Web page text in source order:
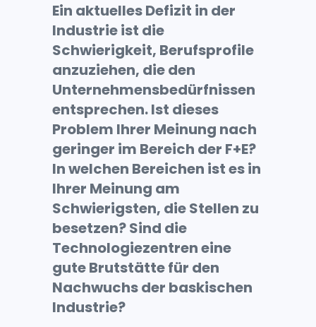
Ein aktuelles Defizit in der
Industrie ist die
Schwierigkeit, Berufsprofile
anzuziehen, die den
Unternehmensbedürfnissen
entsprechen. Ist dieses
Problem Ihrer Meinung nach
geringer im Bereich der F+E?
In welchen Bereichen ist es in
Ihrer Meinung am
Schwierigsten, die Stellen zu
besetzen? Sind die
Technologiezentren eine
gute Brutstätte für den
Nachwuchs der baskischen
Industrie?